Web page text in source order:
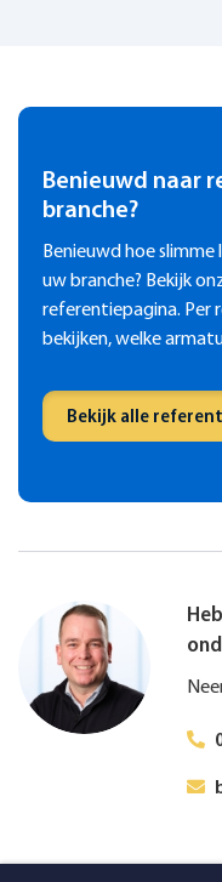
Benieuwd naar
branche?
Benieuwd hoe
uw branche? Bekijk
referentiepagina. Per
bekijken, welke
Bekijk alle